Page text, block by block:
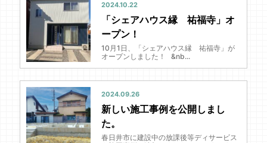
2024.10.22
「シェアハウス縁 祐福寺」オ
ープン！
10月1日、「シェアハウス縁 祐福寺」が
オープンしました！ &nb...
2024.09.26
新しい施工事例を公開しまし
た。
春日井市に建設中の放課後等ディサービス